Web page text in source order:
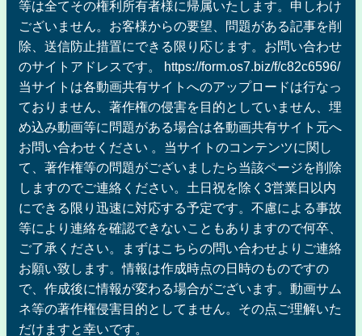
等は全てその権利所有者様に帰属いたします。申しわけ
ございません。お客様からの要望、問題がある記事を削
除、送信防止措置にできる限り応じます。お問い合わせ
のサイトアドレスです。 https://form.os7.biz/f/c82c6596/
当サイトは各動画共有サイトへのアップロードは行なっ
ておりません、著作権の侵害を目的としていません、埋
め込み動画等に問題がある場合は各動画共有サイト元へ
お問い合わせください 。当サイトのコンテンツに関し
て、著作権等の問題がございましたら当該ページを削除
しますのでご連絡ください。土日祝を除く3営業日以内
にできる限り迅速に対応する予定です。不慮による事故
等により連絡を確認できないこともありますので何卒、
ご了承ください。まずはこちらの問い合わせよりご連絡
お願い致します。情報は作成時点の日時のものですの
で、作成後に情報が変わる場合がございます。動画サム
ネ等の著作権侵害目的としてません。その点ご理解いた
だけますと幸いです。